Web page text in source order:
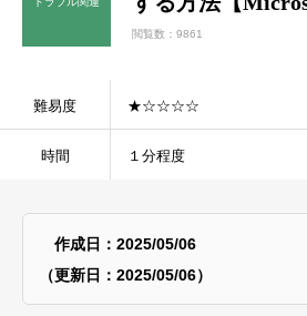
閲覧数：9861
難易度 ★☆☆☆☆
時間 １分程度
作成日：2025/05/06
（更新日：2025/05/06）